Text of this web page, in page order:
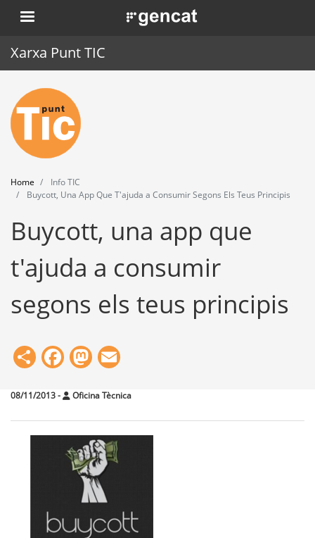
Skip
to
. Obre en una nova finestra.
Xarxa Punt TIC
Home
Punt TIC
News
Events
Training
Tools
Home
Info TIC
Buycott, Una App Que T'ajuda a Consumir Segons Els Teus Principis
Buycott, una app que
t'ajuda a consumir
segons els teus principis
ShareFacebook
Mastodon
08/11/2013- Oficina Tècnica